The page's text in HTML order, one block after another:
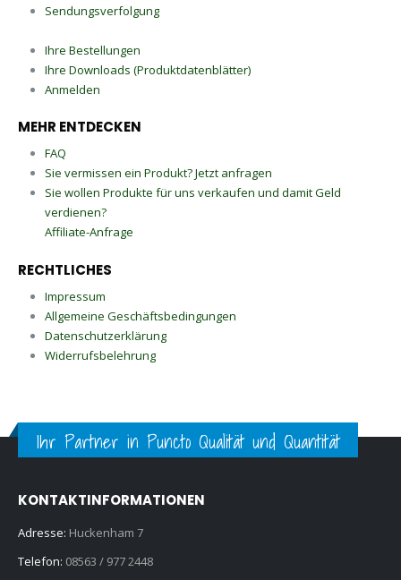
Sendungsverfolgung
Ihre Bestellungen
Ihre Downloads (Produktdatenblätter)
Anmelden
MEHR ENTDECKEN
FAQ
Sie vermissen ein Produkt? Jetzt anfragen
Sie wollen Produkte für uns verkaufen und damit Geld
verdienen?
Affiliate-Anfrage
RECHTLICHES
Impressum
Allgemeine Geschäftsbedingungen
Datenschutzerklärung
Widerrufsbelehrung
Ihr Partner in Puncto Qualität und Quantität
KONTAKTINFORMATIONEN
Adresse: Huckenham 7
Telefon: 08563 / 977 2448